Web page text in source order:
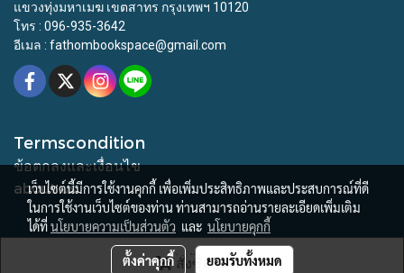
สั่งซื้อสินค้า
แขวงทุ่งมหาเมฆ เขตสาทร กรุงเทพฯ 10120
โทร : 096-935-3642
อีเมล : fathombookspace@gmail.com
Termscondition
ข้อตกลงและเงื่อนไข
about us
© Copyright 2015 All Rights Reserved. Fathom Bookspace
เว็บไซต์นี้มีการใช้งานคุกกี้ เพื่อเพิ่มประสิทธิภาพและประสบการณ์ที่ดี
ในการใช้งานเว็บไซต์ของท่าน ท่านสามารถอ่านรายละเอียดเพิ่มเติม
ได้ที่นโยบายความเป็นส่วนตัว และ นโยบายคุกกี้
ตั้งค่าคุกกี้ ยอมรับทั้งหมด